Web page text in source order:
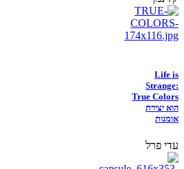
Life is
Strange:
True Colors
הוא יצירת
אומנות
עדי פרל